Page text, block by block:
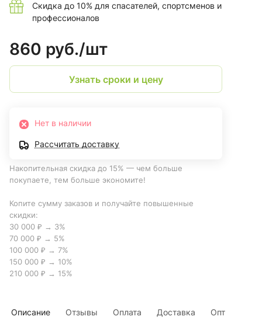
Скидка до 10% для спасателей, спортсменов и
профессионалов
860 руб./шт
Узнать сроки и цену
Нет в наличии
Рассчитать доставку
Накопительная скидка до 15% — чем больше
покупаете, тем больше экономите!
Копите сумму заказов и получайте повышенные
скидки:
30 000 ₽ → 3%
70 000 ₽ → 5%
100 000 ₽ → 7%
150 000 ₽ → 10%
210 000 ₽ → 15%
Описание Отзывы Оплата Доставка Опт